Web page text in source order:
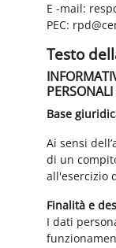
E -mail:
PEC:
Testo
Base
Ai sensi
di un
all'esercizio
Finalità e
I dati